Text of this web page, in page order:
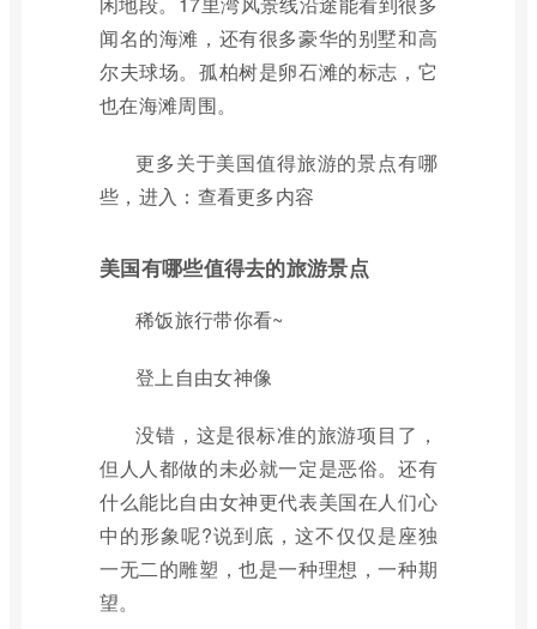
闻名的海滩，还有很多豪华的别墅和高
尔夫球场。孤柏树是卵石滩的标志，它
也在海滩周围。
更多关于美国值得旅游的景点有哪
些，进入：查看更多内容
美国有哪些值得去的旅游景点
稀饭旅行带你看~
登上自由女神像
没错，这是很标准的旅游项目了，
但人人都做的未必就一定是恶俗。还有
什么能比自由女神更代表美国在人们心
中的形象呢?说到底，这不仅仅是座独
一无二的雕塑，也是一种理想，一种期
望。